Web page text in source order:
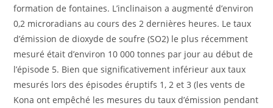
formation de fontaines. L’inclinaison a augmenté d’environ
0,2 microradians au cours des 2 dernières heures. Le taux
d’émission de dioxyde de soufre (SO2) le plus récemment
mesuré était d’environ 10 000 tonnes par jour au début de
l’épisode 5. Bien que significativement inférieur aux taux
mesurés lors des épisodes éruptifs 1, 2 et 3 (les vents de
Kona ont empêché les mesures du taux d’émission pendant